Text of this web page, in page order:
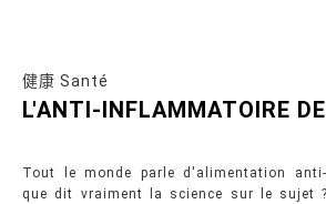
健康 Santé
L'ANTI-INFLAMMATOIRE
Tout le monde parle d'alimentation
que dit vraiment la science sur le sujet